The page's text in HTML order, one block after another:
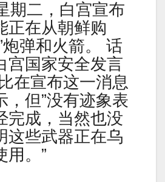
期二，白宫宣布
正在从朝鲜购
炮弹和火箭。 话
宫国家安全发言
在宣布这一消息
，但”没有迹象表
完成，当然也没
这些武器正在乌
用。”